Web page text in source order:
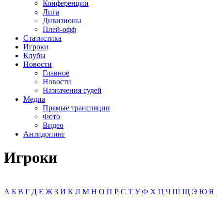
Конференции
Лига
Дивизионы
Плей-офф
Статистика
Игроки
Клубы
Новости
Главное
Новости
Назначения судей
Медиа
Прямые трансляции
Фото
Видео
Антидопинг
Игроки
А Б В Г Д Е Ж З И К Л М Н О П Р С Т У Ф Х Ц Ч Ш Щ Э Ю Я